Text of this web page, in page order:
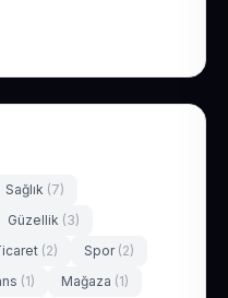
Sağlık (7)
Güzellik (3)
(2) Spor (2)
(1) Mağaza (1)